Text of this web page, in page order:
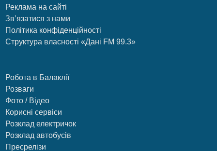
Реклама на сайті
Зв’язатися з нами
Політика конфіденційності
Структура власності «Дані FM 99.3»
Робота в Балаклії
Розваги
Фото / Відео
Корисні сервіси
Розклад електричок
Розклад автобусів
Пресрелізи